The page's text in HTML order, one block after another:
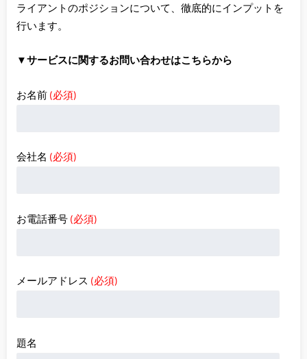
ライアントのポジションについて、徹底的にインプットを
行います。
▼サービスに関するお問い合わせはこちらから
お名前 (必須)
会社名 (必須)
お電話番号 (必須)
メールアドレス (必須)
題名